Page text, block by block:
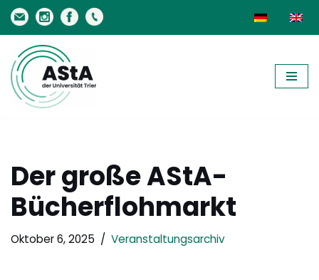
Zum
Inhalt
springen
Der große AStA-
Bücherflohmarkt
Oktober 6, 2025 Veranstaltungsarchiv